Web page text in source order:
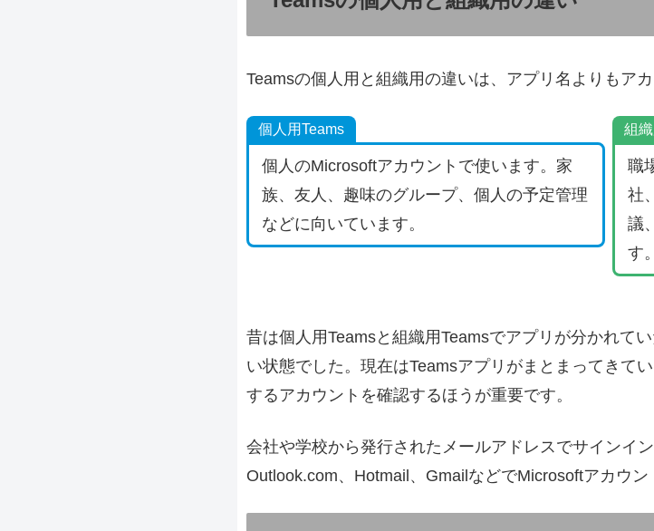
Teamsの個人用と組織用の違いは、アプリ名よりもア
個人用Teams
個人のMicrosoftアカウントで使います。家
族、友人、趣味のグループ、個人の予定管理
などに向いています。
組
職
社
議
す。
昔は個人用Teamsと組織用Teamsでアプリが分かれて
い状態でした。現在はTeamsアプリがまとまってきて
するアカウントを確認するほうが重要です。
会社や学校から発行されたメールアドレスでサインイ
Outlook.com、Hotmail、GmailなどでMicrosoftアカウン